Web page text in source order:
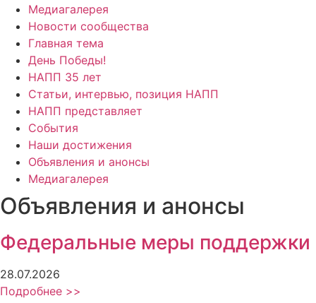
Медиагалерея
Новости сообщества
Главная тема
День Победы!
НАПП 35 лет
Статьи, интервью, позиция НАПП
НАПП представляет
События
Наши достижения
Объявления и анонсы
Медиагалерея
Объявления и анонсы
Федеральные меры поддержки
28.07.2026
Подробнее >>